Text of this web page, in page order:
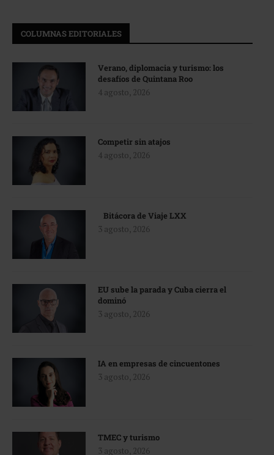
COLUMNAS EDITORIALES
Verano, diplomacia y turismo: los
desafíos de Quintana Roo
4 agosto, 2026
Competir sin atajos
4 agosto, 2026
Bitácora de Viaje LXX
3 agosto, 2026
EU sube la parada y Cuba cierra el
dominó
3 agosto, 2026
IA en empresas de cincuentones
3 agosto, 2026
TMEC y turismo
3 agosto, 2026